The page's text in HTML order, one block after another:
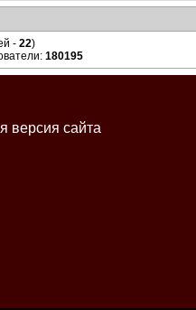
- 22)
180195
версия сайта